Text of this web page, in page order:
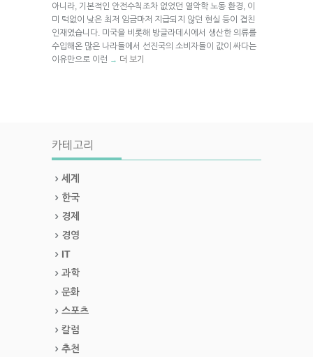
아니라, 기본적인 안전수칙조차 없었던 열악학 노동 환경, 이
미 턱없이 낮은 최저 임금마저 지급되지 않던 현실 등이 겹친
인재였습니다. 미국을 비롯해 방글라데시에서 생산한 의류를
수입해온 많은 나라들에서 선진국의 소비자들이 값이 싸다는
이유만으로 이런 → 더 보기
카테고리
세계
한국
경제
경영
IT
과학
문화
스포츠
칼럼
추천